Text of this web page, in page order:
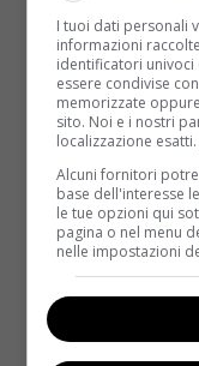
decisamente
week-end alla
sensibilizzare e
soprusi,
che modo? Una
donna piena di
dovuti a
proposta non è
bensì quella di
“Spero che questi
vita quotidiana”,
se fosse la cosa
I tuoi dati personali
informazioni
identificatori
essere condivise
memorizzate
sito. Noi e i nostri
localizzazione esatti.
Alcuni fornitori
base dell'interesse
le tue opzioni qui
pagina o nel menu
nelle impostazioni